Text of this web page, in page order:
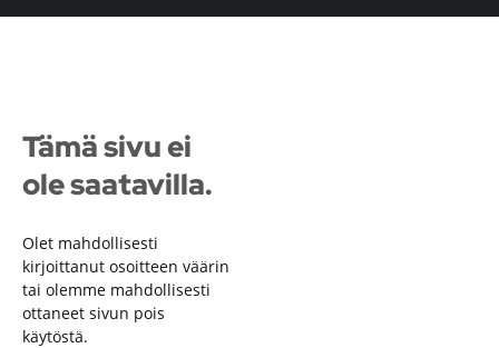
Tämä sivu ei
ole saatavilla.
Olet mahdollisesti
kirjoittanut osoitteen väärin
tai olemme mahdollisesti
ottaneet sivun pois
käytöstä.